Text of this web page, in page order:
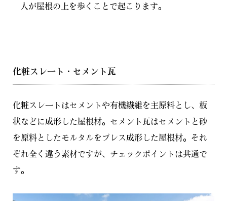
人が屋根の上を歩くことで起こります。
化粧スレート・セメント瓦
化粧スレートはセメントや有機繊維を主原料とし、板
状などに成形した屋根材。セメント瓦はセメントと砂
を原料としたモルタルをプレス成形した屋根材。それ
ぞれ全く違う素材ですが、チェックポイントは共通で
す。